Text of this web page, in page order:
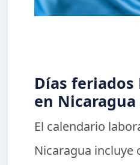
Días feriados
en Nicaragua
El calendario
Nicaragua incluye